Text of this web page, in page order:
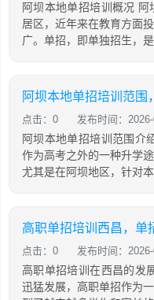
阿坝本地单招培训概况
居区，近年来在教育方面
广。单招，即单独招生，
点击：0 发布时间：
阿坝本地单招培训范围介
作为高考之外的一种升学
尤其是在阿坝地区，针对
点击：0 发布时间：
高职单招培训在西昌的发
迅猛发展，高职单招作为